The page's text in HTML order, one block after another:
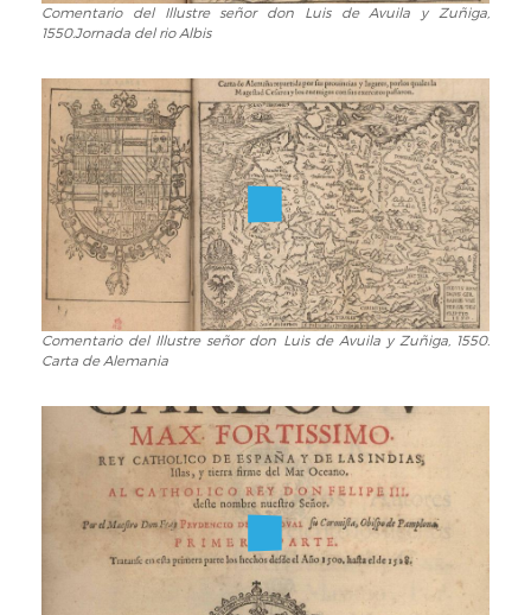
los
reales
Comentario
del
señor
don
Luis
de
Avuila
y
Zuñiga,
1550.Jornada
del
rio
Albis
Comentario del Illustre señor don Luis de Avuila y Zuñiga,
1550.Jornada del rio Albis
Comentario
del
Luis
Avuila
Zuñiga,
Comentario del Illustre señor don Luis de Avuila y Zuñiga, 1550.
Carta de Alemania